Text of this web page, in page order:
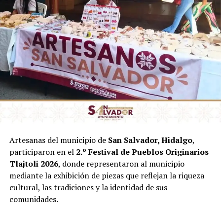
Artesanas del municipio de San Salvador, Hidalgo,
participaron en el 2.º Festival de Pueblos Originarios
Tlajtoli 2026, donde representaron al municipio
mediante la exhibición de piezas que reflejan la riqueza
cultural, las tradiciones y la identidad de sus
comunidades.